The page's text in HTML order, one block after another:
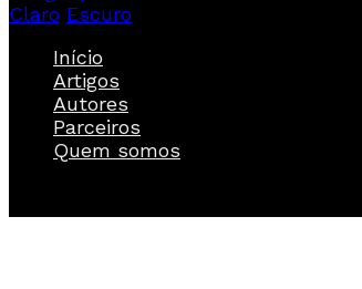
Claro Escuro
Início
Artigos
Autores
Parceiros
Quem somos